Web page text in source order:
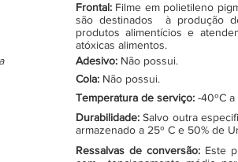
Frontal: Filme em polietileno
são destinados à produção
produtos alimentícios e
atóxicas alimentos.
Adesivo: Não possui.
Cola: Não possui.
Temperatura de serviço: -40ºC a
Durabilidade:Salvo outra
armazenado a 25º C e 50% de
Ressalvas de conversão: Este